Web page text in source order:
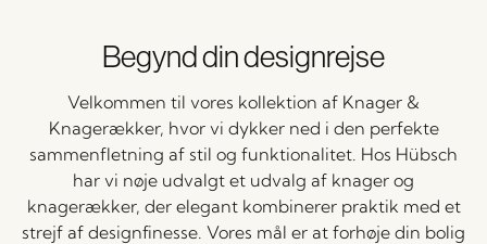
Begynd din designrejse
Velkommen til vores kollektion af Knager &
Knagerækker, hvor vi dykker ned i den perfekte
sammenfletning af stil og funktionalitet. Hos Hübsch
har vi nøje udvalgt et udvalg af knager og
knagerækker, der elegant kombinerer praktik med et
strejf af designfinesse. Vores mål er at forhøje din bolig